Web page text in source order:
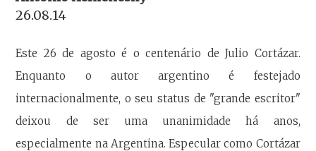
26.08.14
Este 26 de agosto é o centenário de Julio Cortázar.
Enquanto o autor argentino é festejado
internacionalmente, o seu status de "grande escritor"
deixou de ser uma unanimidade há anos,
especialmente na Argentina. Especular como Cortázar